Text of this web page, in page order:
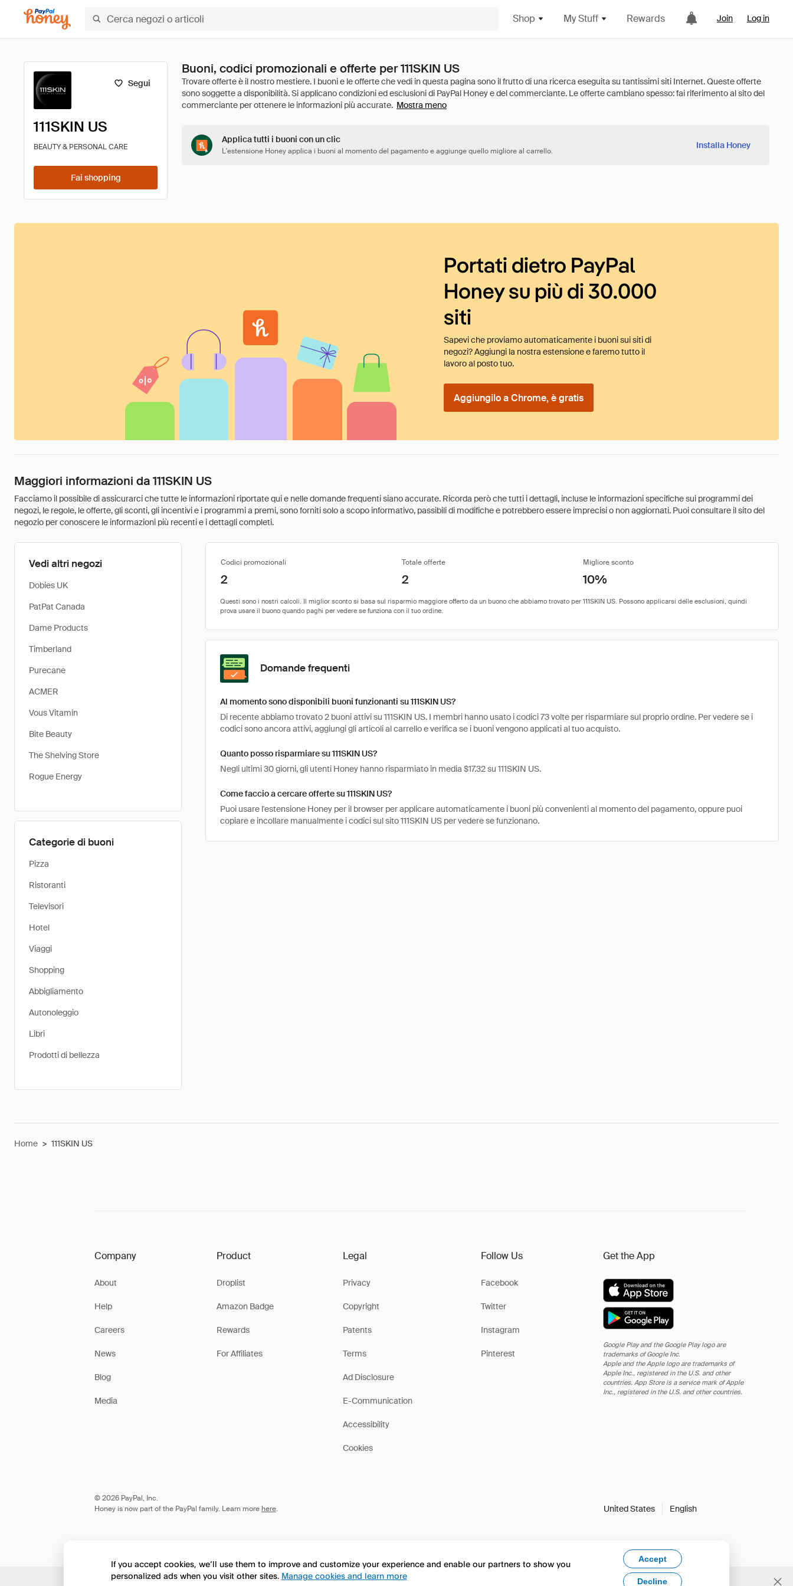
Shop My Stuff Rewards Join Log in
Segui
111SKIN US
BEAUTY & PERSONAL CARE
Fai shopping
Buoni, codici promozionali e offerte per 111SKIN US
Mostra meno
Applica tutti i buoni con un clic
L'estensione Honey applica i buoni al momento del pagamento e aggiunge quello migliore al carrello.
Installa Honey
Portati dietro PayPal
Honey su più di 30.000
siti
Sapevi che proviamo automaticamente i buoni sui siti di
negozi? Aggiungi la nostra estensione e faremo tutto il
lavoro al posto tuo.
Aggiungilo a Chrome, è gratis
Maggiori informazioni da 111SKIN US
Facciamo il possibile di assicurarci che tutte le informazioni riportate qui e nelle domande frequenti siano accurate. Ricorda però che tutti i dettagli, incluse le informazioni specifiche sui programmi dei
negozi, le regole, le offerte, gli sconti, gli incentivi e i programmi a premi, sono forniti solo a scopo informativo, passibili di modifiche e potrebbero essere imprecisi o non aggiornati. Puoi consultare il sito del
negozio per conoscere le informazioni più recenti e i dettagli completi.
Vedi altri negozi
Dobies UK
PatPat Canada
Dame Products
Timberland
Purecane
ACMER
Vous Vitamin
Bite Beauty
The Shelving Store
Rogue Energy
Categorie di buoni
Pizza
Ristoranti
Televisori
Hotel
Viaggi
Shopping
Abbigliamento
Autonoleggio
Libri
Prodotti di bellezza
Codici promozionali Totale offerte Migliore sconto
2 2 10%
Domande frequenti
Al momento sono disponibili buoni funzionanti su 111SKIN US?
Di recente abbiamo trovato 2 buoni attivi su 111SKIN US. I membri hanno usato i codici 73 volte per risparmiare sul proprio ordine. Per vedere se i
codici sono ancora attivi, aggiungi gli articoli al carrello e verifica se i buoni vengono applicati al tuo acquisto.
Quanto posso risparmiare su 111SKIN US?
Negli ultimi 30 giorni, gli utenti Honey hanno risparmiato in media $17.32 su 111SKIN US.
Come faccio a cercare offerte su 111SKIN US?
Puoi usare l'estensione Honey per il browser per applicare automaticamente i buoni più convenienti al momento del pagamento, oppure puoi
copiare e incollare manualmente i codici sul sito 111SKIN US per vedere se funzionano.
Home > 111SKIN US
Company
About
Help
Careers
News
Blog
Media
Product
Droplist
Amazon Badge
Rewards
For Affiliates
Legal
Privacy
Copyright
Patents
Terms
Ad Disclosure
E-Communication
Accessibility
Cookies
Follow Us
Facebook
Twitter
Instagram
Pinterest
Get the App
Google Play and the Google Play logo are
trademarks of Google Inc.
Apple and the Apple logo are trademarks of
Apple Inc., registered in the U.S. and other
countries. App Store is a service mark of Apple
Inc., registered in the U.S. and other countries.
© 2026 PayPal, Inc.
Honey is now part of the PayPal family. Learn more here. United States English
If you accept cookies, we’ll use them to improve and customize your experience and enable our partners to show you
personalized ads when you visit other sites. Manage cookies and learn more
Accept
Decline